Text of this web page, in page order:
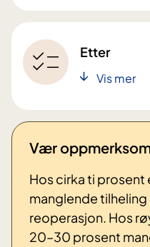
Etter
Vis mer
Vær
Hos cirka ti
manglende
reoperasjon. Hos
20–30 prosent